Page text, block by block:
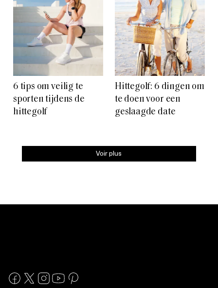
6 tips om veilig te
sporten tijdens de
hittegolf
Hittegolf: 6 dingen om
te doen voor een
geslaagde date
Voir plus